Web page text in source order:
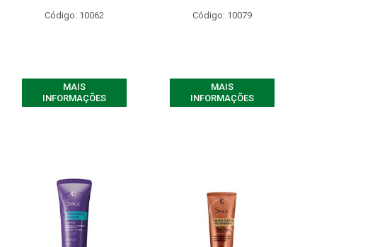
Código: 10062
MAIS
INFORMAÇÕES
Código: 10079
MAIS
INFORMAÇÕES